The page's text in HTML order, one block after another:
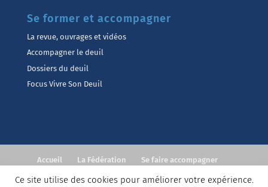
Se former et accompagner
La revue, ouvrages et vidéos
Accompagner le deuil
Dossiers du deuil
Focus Vivre Son Deuil
Accueil La Fédération
Se faire accompagner
Ce site utilise des cookies pour améliorer votre expérience.